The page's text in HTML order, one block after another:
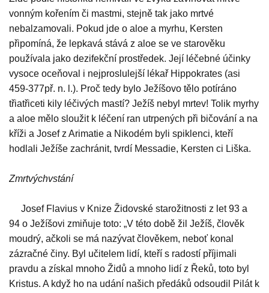
vonným kořením či mastmi, stejně tak jako mrtvé
nebalzamovali. Pokud jde o aloe a myrhu, Kersten
připomíná, že lepkavá stává z aloe se ve starověku
používala jako dezifekční prostředek. Její léčebné účinky
vysoce oceňoval i nejproslulejší lékař Hippokrates (asi
459-377př. n. l.). Proč tedy bylo Ježíšovo tělo potíráno
třiatřiceti kily léčivých mastí? Ježíš nebyl mrtev! Tolik myrhy
a aloe mělo sloužit k léčení ran utrpených při bičování a na
kříži a Josef z Arimatie a Nikodém byli spiklenci, kteří
hodlali Ježíše zachránit, tvrdí Messadie, Kersten ci Liška.
Zmrtvýchvstání
Josef Flavius v Knize Židovské starožitnosti z let 93 a
94 o Ježíšovi zmiňuje toto: „V této době žil Ježíš, člověk
moudrý, ačkoli se má nazývat člověkem, neboť konal
zázračné činy. Byl učitelem lidí, kteří s radostí příjimali
pravdu a získal mnoho Židů a mnoho lidí z Řeků, toto byl
Kristus. A když ho na udání našich předáků odsoudil Pilát k